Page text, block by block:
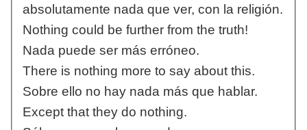
absolutamente nada que ver, con la religión.
Nothing could be further from the truth!
Nada puede ser más erróneo.
There is nothing more to say about this.
Sobre ello no hay nada más que hablar.
Except that they do nothing.